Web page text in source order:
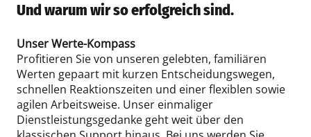
Und warum wir so erfolgreich sind.
Unser Werte-Kompass
Profitieren Sie von unseren gelebten, familiären
Werten gepaart mit kurzen Entscheidungswegen,
schnellen Reaktionszeiten und einer flexiblen sowie
agilen Arbeitsweise. Unser einmaliger
Dienstleistungsgedanke geht weit über den